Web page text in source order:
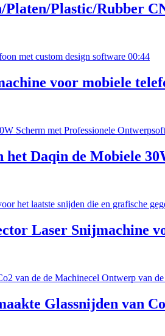
Plastic/Rubber
00:44
voor mobiele
Daqin de Mobiele
Laser Snijmachine
Glassnijden van